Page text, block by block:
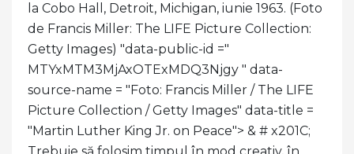
la Cobo Hall, Detroit, Michigan, iunie 1963. (Foto
de Francis Miller: The LIFE Picture Collection:
Getty Images) "data-public-id ="
MTYxMTM3MjAxOTExMDQ3Njgy " data-
source-name = "Foto: Francis Miller / The LIFE
Picture Collection / Getty Images" data-title =
"Martin Luther King Jr. on Peace"> & # x201C;